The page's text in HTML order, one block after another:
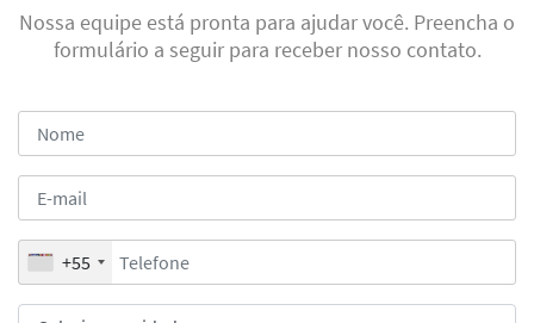
Nossa equipe está pronta para ajudar você. Preencha o
formulário a seguir para receber nosso contato.
+55